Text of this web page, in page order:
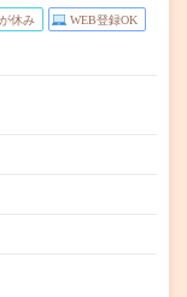
休み WEB登録OK